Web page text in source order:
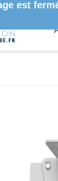
est
DE FUMÉE